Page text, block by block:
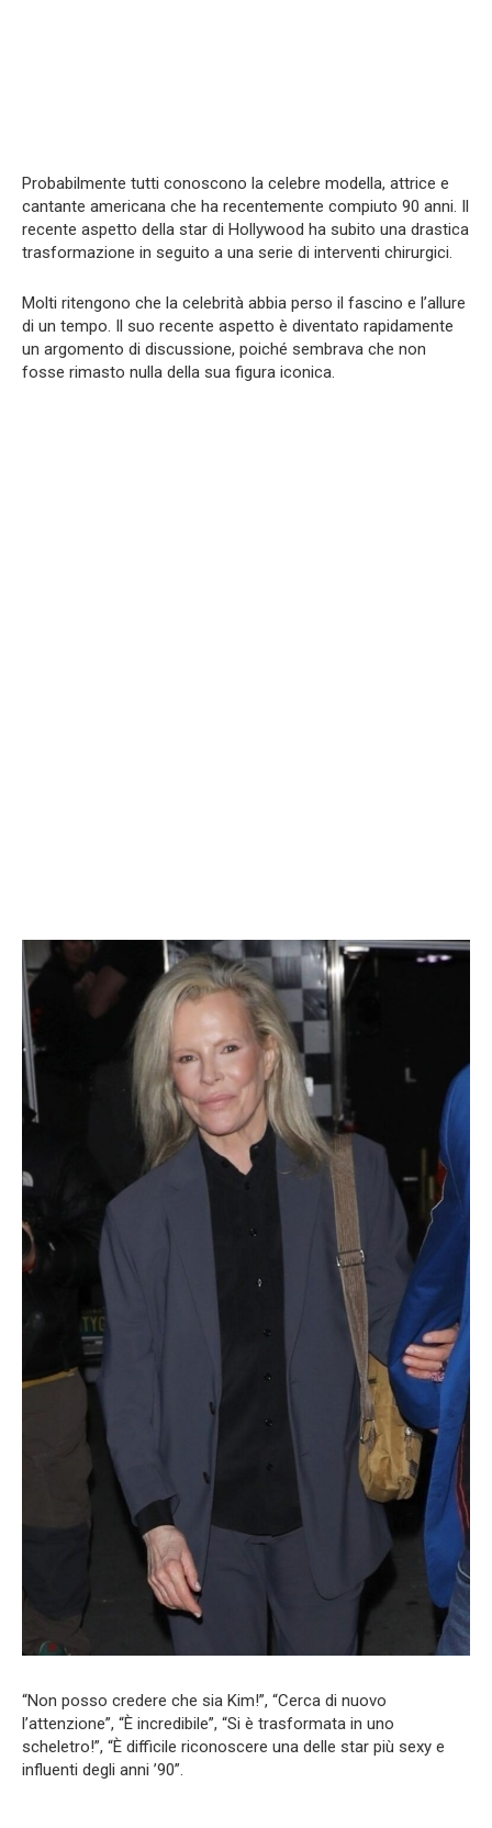
Probabilmente tutti conoscono la celebre modella, attrice e
cantante americana che ha recentemente compiuto 90 anni. Il
recente aspetto della star di Hollywood ha subito una drastica
trasformazione in seguito a una serie di interventi chirurgici.
Molti ritengono che la celebrità abbia perso il fascino e l’allure
di un tempo. Il suo recente aspetto è diventato rapidamente
un argomento di discussione, poiché sembrava che non
fosse rimasto nulla della sua figura iconica.
“Non posso credere che sia Kim!”, “Cerca di nuovo
l’attenzione”, “È incredibile”, “Si è trasformata in uno
scheletro!”, “È difficile riconoscere una delle star più sexy e
influenti degli anni ’90”.